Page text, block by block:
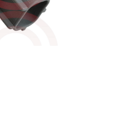
リーズシリンダー オーバーホ
ブーツ ラックエンド タイロッ
ルジョイント ブッシュ類 など）